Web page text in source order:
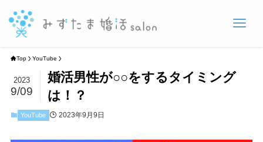
Top YouTube
婚活男性が○○をするタイミング
は！？
2023
9/09
YouTube 2023年9月9日